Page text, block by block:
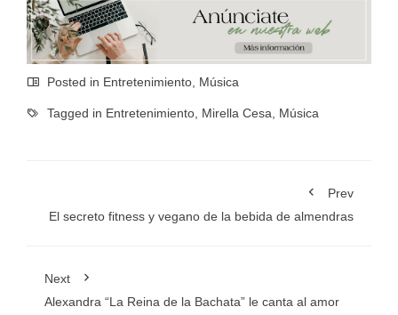
Posted in Entretenimiento, Música
Tagged in Entretenimiento, Mirella Cesa, Música
Prev
El secreto fitness y vegano de la bebida de almendras
Next
Alexandra “La Reina de la Bachata” le canta al amor